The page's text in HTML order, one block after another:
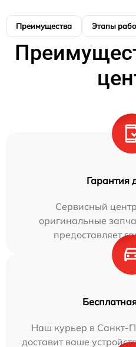
Преимущества Этапы
Гарантия
Сервисный
оригинальные
предоставляет
Наш курьер в Санкт-
доставит ваше